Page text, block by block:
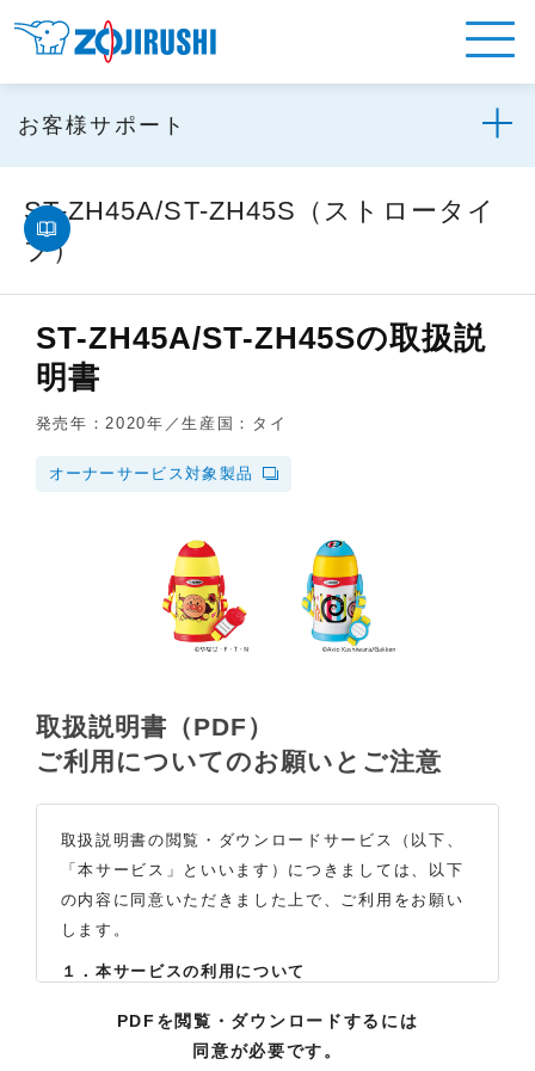
お客様サポート
ST-ZH45A/ST-ZH45S（ストロータイ
プ）
ST-ZH45A/ST-ZH45Sの取扱説
明書
発売年：2020年／生産国：タイ
オーナーサービス対象製品
取扱説明書（PDF）
ご利用についてのお願いとご注意
取扱説明書の閲覧・ダウンロードサービス（以下、
「本サービス」といいます）につきましては、以下
の内容に同意いただきました上で、ご利用をお願い
します。
１．本サービスの利用について
の内容を、非営利目的かつ、個人的にご利用する場
合に限り、閲覧またはダウンロードすることができ
PDFを閲覧・ダウンロードするには
同意が必要です。